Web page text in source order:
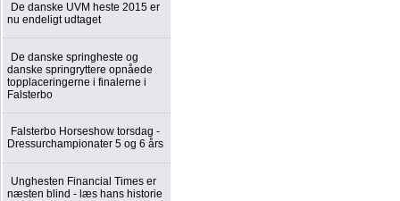
De danske UVM heste 2015 er
nu endeligt udtaget
De danske springheste og
danske springryttere opnåede
topplaceringerne i finalerne i
Falsterbo
Falsterbo Horseshow torsdag -
Dressurchampionater 5 og 6 års
Unghesten Financial Times er
næsten blind - læs hans historie